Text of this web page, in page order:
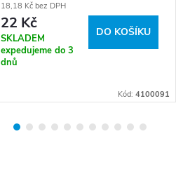
18,18 Kč bez DPH
22 Kč
SKLADEM
expedujeme do 3
dnů
DO KOŠÍKU
Kód: 4100091